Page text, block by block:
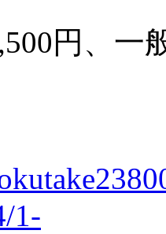
円、一
1-